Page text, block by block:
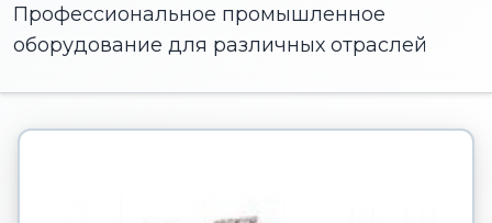
Профессиональное промышленное
оборудование для различных отраслей